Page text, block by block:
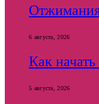
6 августа, 2026
Как
5 августа, 2026